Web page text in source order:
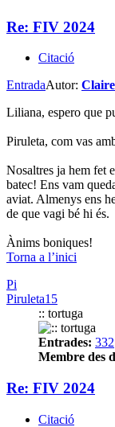
Re: FIV 2024
Citació
EntradaAutor:
Liliana, espero que
Piruleta, com vas
Nosaltres ja hem fet
batec! Ens vam
aviat. Almenys ens
de que vagi bé hi és.
Ànims boniques!
Torna a l’inici
Pi
Piruleta15
:: tortuga
Entrades: 332
Membre des
Re: FIV 2024
Citació